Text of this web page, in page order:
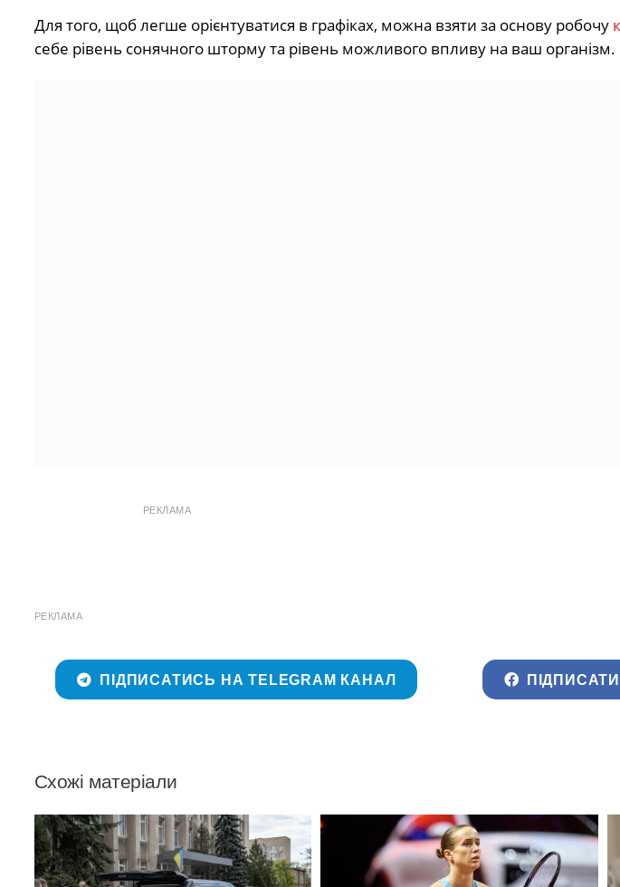
Для того, щоб легше орієнтуватися в графіках, можна взяти за основу робочу
себе рівень сонячного шторму та рівень можливого впливу на ваш організм.
РЕКЛАМА
РЕКЛАМА
ПІДПИСАТИСЬ НА TELEGRAM КАНАЛ
Схожі матеріали